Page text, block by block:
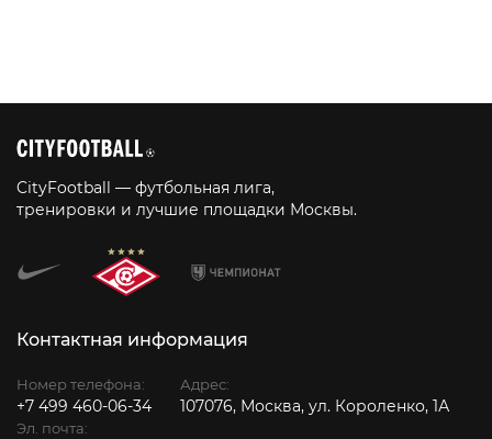
CityFootball — футбольная лига,
тренировки и лучшие площадки Москвы.
Контактная информация
Номер телефона:
+7 499 460-06-34
Эл. почта:
Адрес:
107076, Москва, ул. Короленко, 1А